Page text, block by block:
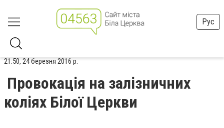
Рус
21:50, 24 березня 2016 р.
Провокація на залізничних
коліях Білої Церкви